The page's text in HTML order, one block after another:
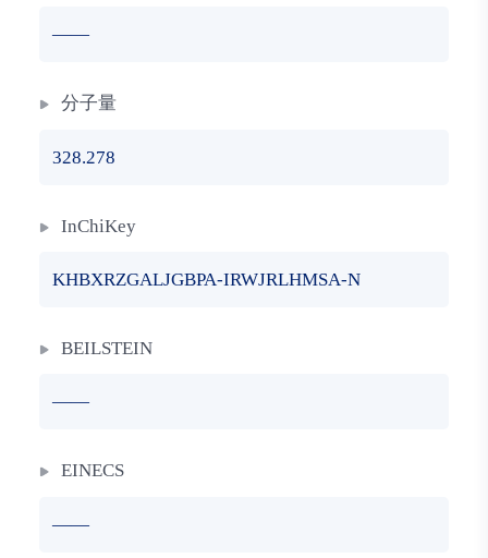
——
分子量
328.278
InChiKey
KHBXRZGALJGBPA-IRWJRLHMSA-N
BEILSTEIN
——
EINECS
——